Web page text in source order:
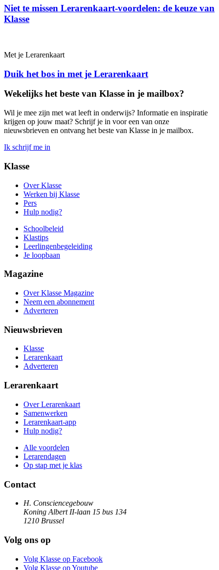
Niet te missen Lerarenkaart-voordelen: de keuze van
Klasse
Met je Leraren­kaart
Duik het bos in met je Lerarenkaart
Wekelijks het beste van Klasse in je mailbox?
Wil je mee zijn met wat leeft in onderwijs? Informatie en inspiratie
krijgen op jouw maat? Schrijf je in voor een van onze
nieuwsbrieven en ontvang het beste van Klasse in je mailbox.
Ik schrijf me in
Klasse
Over Klasse
Werken bij Klasse
Pers
Hulp nodig?
Schoolbeleid
Klastips
Leerlingen­begeleiding
Je loopbaan
Magazine
Over Klasse Magazine
Neem een abonnement
Adverteren
Nieuwsbrieven
Klasse
Lerarenkaart
Adverteren
Lerarenkaart
Over Lerarenkaart
Samenwerken
Lerarenkaart-app
Hulp nodig?
Alle voordelen
Lerarendagen
Op stap met je klas
Contact
H. Consciencegebouw
Koning Albert II-laan 15 bus 134
1210 Brussel
Volg ons op
Volg Klasse op Facebook
Volg Klasse op Youtube